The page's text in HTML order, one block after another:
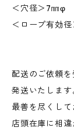
＜穴径＞7㎜φ
＜ロープ有効
配送のご依頼
発送いたします
最善を尽くし
店頭在庫に相